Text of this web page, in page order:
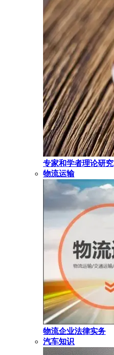
专家和学者理论研究
物流运输
物流企业法律实务
汽车知识